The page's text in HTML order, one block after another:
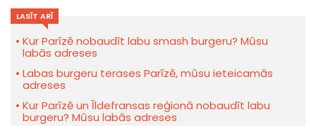
LASĪT ARĪ
Kur Parīzē nobaudīt labu smash burgeru? Mūsu
labās adreses
Labas burgeru terases Parīzē, mūsu ieteicamās
adreses
Kur Parīzē un Īldefransas reģionā nobaudīt labu
burgeru? Mūsu labās adreses